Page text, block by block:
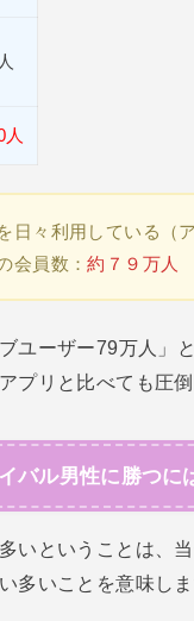
人
日々利用している（
会員数：約７９万人
ユーザー79万人」
プリと比べても圧倒
バル男性に勝つに
いということは、
多いことを意味しま